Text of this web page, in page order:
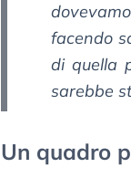
facendo
di quella
sarebbe
Un quadro